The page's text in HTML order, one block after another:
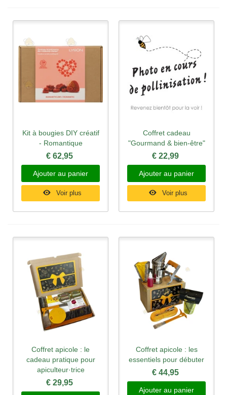
Kit à bougies DIY créatif
- Romantique
€ 62,95
Ajouter au panier
Voir plus
Coffret cadeau
"Gourmand & bien-être"
€ 22,99
Ajouter au panier
Voir plus
Coffret apicole : le
cadeau pratique pour
apiculteur·trice
€ 29,95
Coffret apicole : les
essentiels pour débuter
€ 44,95
Ajouter au panier